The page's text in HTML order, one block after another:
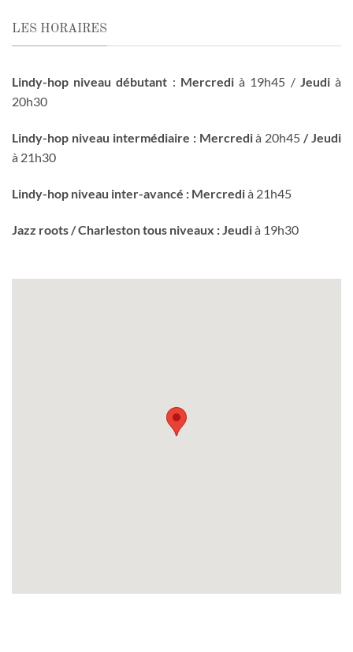
LES HORAIRES
Lindy-hop niveau débutant : Mercredià 19h45 / Jeudià
20h30
Lindy-hop niveau intermédiaire : Mercredià 20h45 / Jeudi
à 21h30
Lindy-hop niveau inter-avancé : Mercredià 21h45
Jazz roots / Charleston tous niveaux : Jeudià 19h30